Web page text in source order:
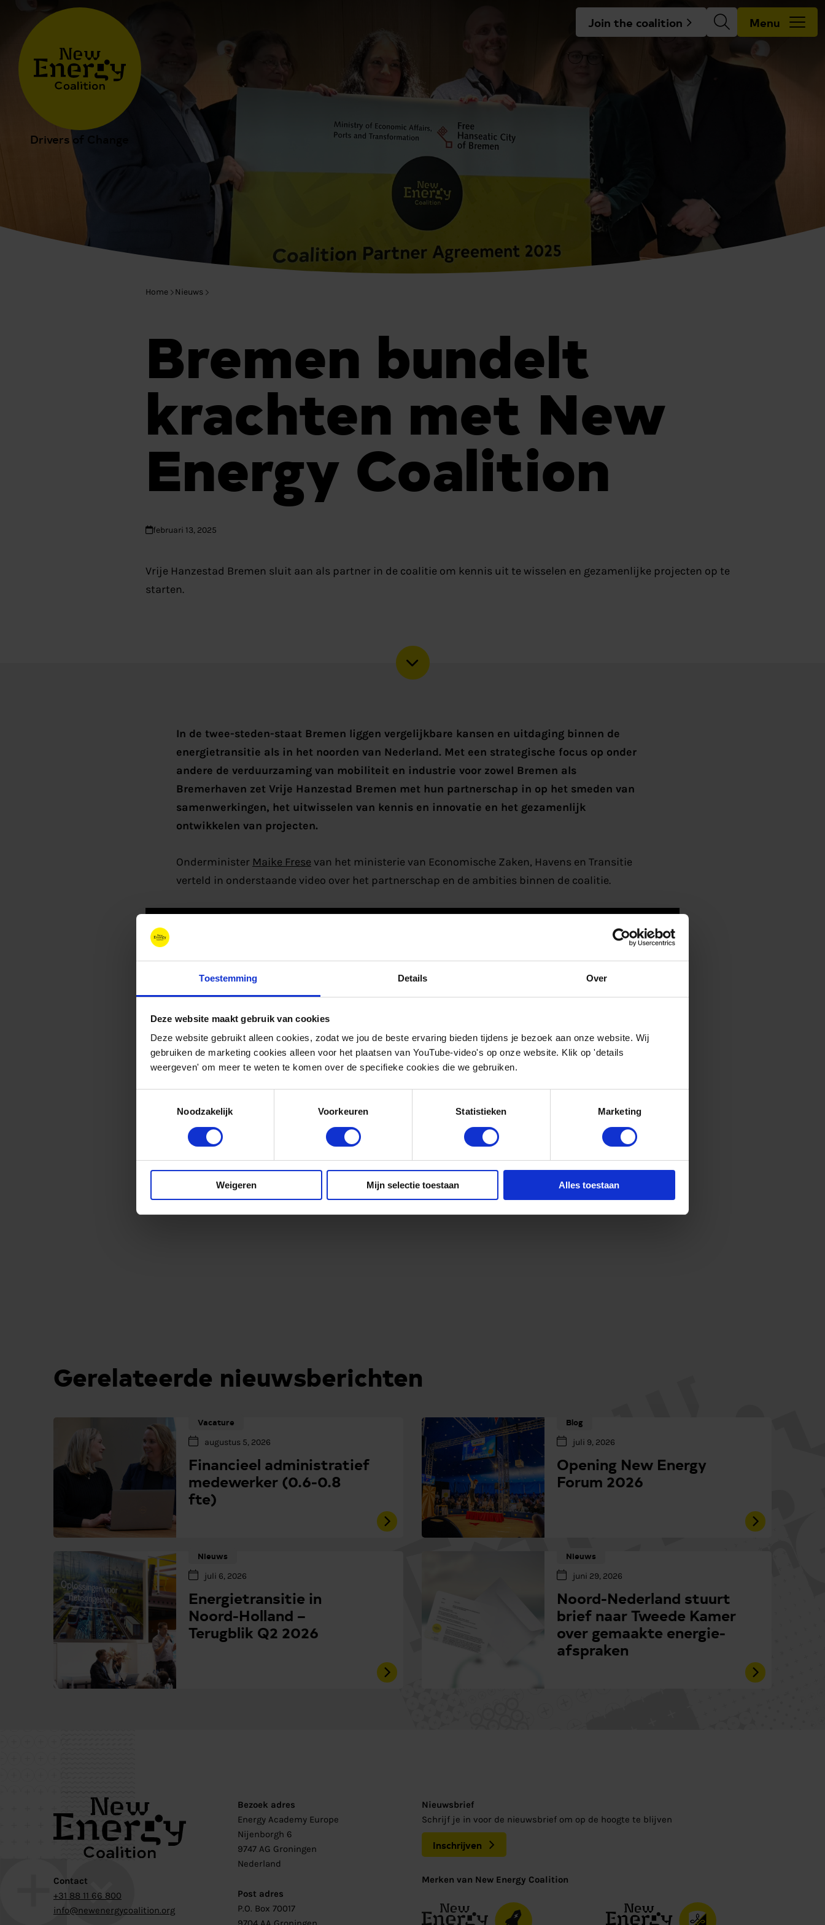
Toestemming Details Over
Deze website maakt gebruik van cookies
Deze website gebruikt alleen cookies, zodat we jou de beste ervaring bieden tijdens je bezoek aan onze website. Wij
gebruiken de marketing cookies alleen voor het plaatsen van YouTube-video's op onze website. Klik op 'details
weergeven' om meer te weten te komen over de specifieke cookies die we gebruiken.
Noodzakelijk
Voorkeuren Statistieken Marketing
Weigeren Mijn selectie toestaan Alles toestaan
Drivers of Change
Join the coalition Menu
Home Nieuws
Bremen bundelt
krachten met New
Energy Coalition
februari 13, 2025
Vrije Hanzestad Bremen sluit aan als partner in de coalitie om kennis uit te wisselen en gezamenlijke projecten op te
starten.
In de twee-steden-staat Bremen liggen vergelijkbare kansen en uitdaging binnen de
energietransitie als in het noorden van Nederland. Met een strategische focus op onder
andere de verduurzaming van mobiliteit en industrie voor zowel Bremen als
Bremerhaven zet Vrije Hanzestad Bremen met hun partnerschap in op het smeden van
samenwerkingen, het uitwisselen van kennis en innovatie en het gezamenlijk
ontwikkelen van projecten.
Onderminister Maike Frese van het ministerie van Economische Zaken, Havens en Transitie
verteld in onderstaande video over het partnerschap en de ambities binnen de coalitie.
Gerelateerde nieuwsberichten
Vacature
augustus 5, 2026
Financieel administratief
medewerker (0.6-0.8
fte)
Blog
juli 9, 2026
Opening New Energy
Forum 2026
Nieuws
juli 6, 2026
Energietransitie in
Noord-Holland –
Terugblik Q2 2026
Nieuws
juni 29, 2026
Noord-Nederland stuurt
brief naar Tweede Kamer
over gemaakte energie-
afspraken
Contact
+31 88 11 66 800
info@newenergycoalition.org
Bezoek adres
Energy Academy Europe
Nijenborgh 6
9747 AG Groningen
Nederland
Post adres
P.O. Box 70017
Nieuwsbrief
Schrijf je in voor de nieuwsbrief om op de hoogte te blijven
Inschrijven
Merken van New Energy Coalition